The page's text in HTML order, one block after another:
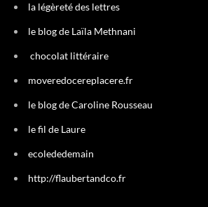
la légèreté des lettres
le blog de Laïla Methnani
chocolat littéraire
moveredocereplacere.fr
le blog de Caroline Rousseau
le fil de Laure
ecolededemain
http://flaubertandco.fr